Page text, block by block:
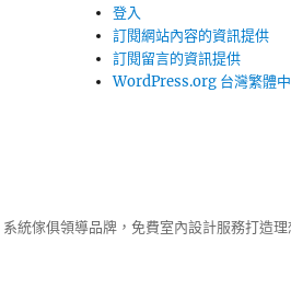
登入
訂閱網站內容的資訊提供
訂閱留言的資訊提供
WordPress.org 台灣繁體
系統傢俱領導品牌，免費室內設計服務打造